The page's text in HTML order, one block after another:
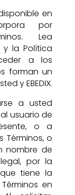
en
por
Lea
y la Política
a los
forman un
y EBEDIX.
a usted
usuario de
o a
Términos, o
nombre de
por la
tiene la
en